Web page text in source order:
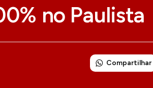
no Paulista
Compartilhar